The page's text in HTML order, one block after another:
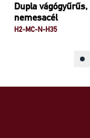
Dupla
nemesacél
H2-MC-N-H35